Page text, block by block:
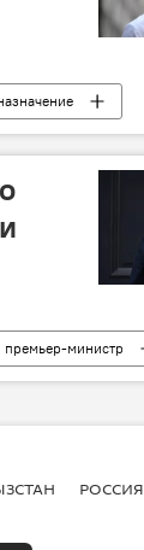
премьер-министр
РОССИЯ